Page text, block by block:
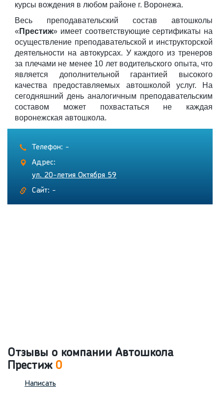
курсы вождения в любом районе г. Воронежа.
Весь преподавательский состав автошколы
« Престиж» имеет соответствующие сертификаты на
осуществление преподавательской и инструкторской
деятельности на автокурсах. У каждого из тренеров
за плечами не менее 10 лет водительского опыта, что
является дополнительной гарантией высокого
качества предоставляемых автошколой услуг. На
сегодняшний день аналогичным преподавательским
составом может похвастаться не каждая
воронежская автошкола.
Телефон: -
Адрес:
ул. 20-летия Октября 59
Сайт: -
Отзывы о компании Автошкола
Престиж 0
Написать